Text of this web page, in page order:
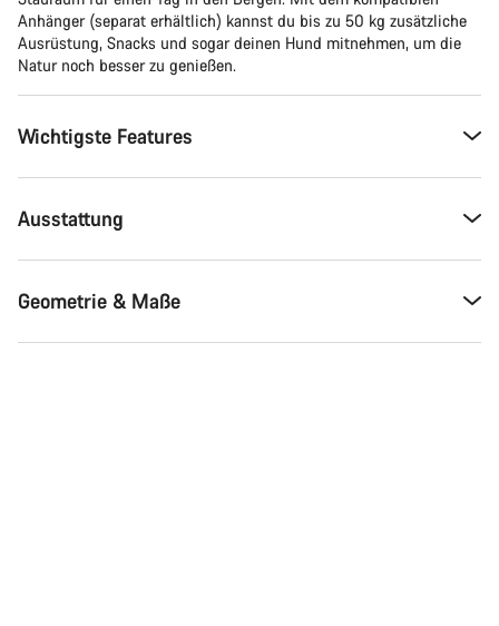
Anhänger (separat erhältlich) kannst du bis zu 50 kg zusätzliche
Ausrüstung, Snacks und sogar deinen Hund mitnehmen, um die
Natur noch besser zu genießen.
Wichtigste Features
Ausstattung
Geometrie & Maße